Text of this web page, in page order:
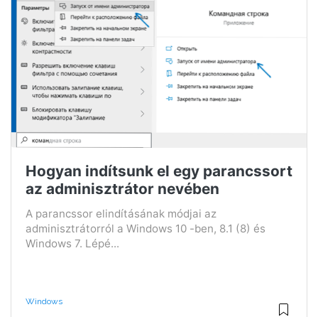
Hogyan indítsunk el egy parancssort
az adminisztrátor nevében
A parancssor elindításának módjai az
adminisztrátorról a Windows 10 -ben, 8.1 (8) és
Windows 7. Lépé...
Windows